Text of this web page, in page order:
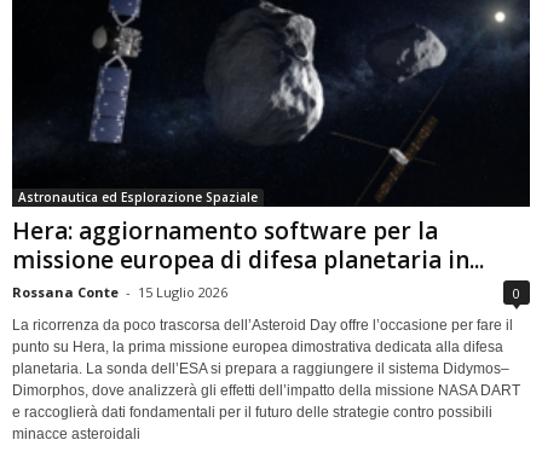
Astronautica ed Esplorazione Spaziale
Hera: aggiornamento software per la
missione europea di difesa planetaria in...
Rossana Conte - 15 Luglio 2026 0
La ricorrenza da poco trascorsa dell’Asteroid Day offre l’occasione per fare il
punto su Hera, la prima missione europea dimostrativa dedicata alla difesa
planetaria. La sonda dell’ESA si prepara a raggiungere il sistema Didymos–
Dimorphos, dove analizzerà gli effetti dell’impatto della missione NASA DART
e raccoglierà dati fondamentali per il futuro delle strategie contro possibili
minacce asteroidali